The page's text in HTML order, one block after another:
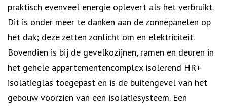
praktisch evenveel energie oplevert als het verbruikt.
Dit is onder meer te danken aan de zonnepanelen op
het dak; deze zetten zonlicht om en elektriciteit.
Bovendien is bij de gevelkozijnen, ramen en deuren in
het gehele appartementencomplex isolerend HR+
isolatieglas toegepast en is de buitengevel van het
gebouw voorzien van een isolatiesysteem. Een